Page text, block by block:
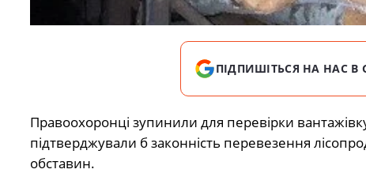
ПІДПИШІТЬСЯ НА НАС В
Правоохоронці зупинили для перевірки
підтверджували б законність перевезення
обставин.